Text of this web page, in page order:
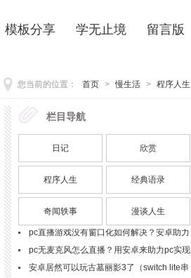
模板分享 学无止境 留言版
您当前的位置： 首页 > 慢生活 > 程序人生
栏目导航
日记 欣赏
程序人生 经典语录
奇闻轶事 漫谈人生
最新
p27 - 英语写作必备句型模板（29个核心句
型及应用示例）
软件之外的造物革命：实体开发语言的未来
什么是清浊辅音同化现象？bags该如何发
音？
telephone与phone以及mobile的区别与联
系？细节解析
pc直播游戏没有窗口化如何解决？安卓助力
窗口化问题解决(spacedesk扩展屏的使用，
安卓做为显示器)(目前最佳实践)
pc直播游戏没有窗口化如何解决？安卓助力
窗口化问题解决(ev扩展屏的使用，安卓做为
显示器)
pc无麦克风怎么直播？用安卓来助力pc实现
直播开麦吧
安卓居然可以玩古墓丽影3了（switch lite串